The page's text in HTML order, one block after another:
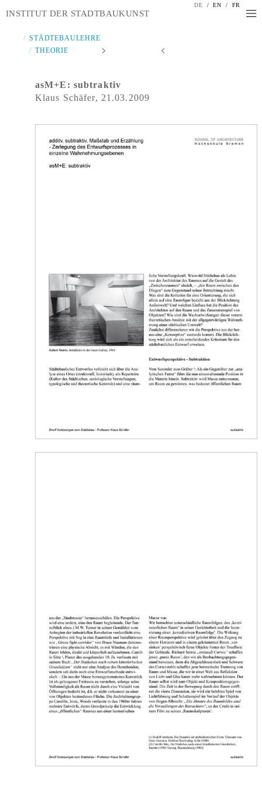
DE / EN / FR
INSTITUT DER STADTBAUKUNST
STÄDTEBAULEHRE
THEORIE
asM+E: subtraktiv
Klaus Schäfer, 21.03.2009